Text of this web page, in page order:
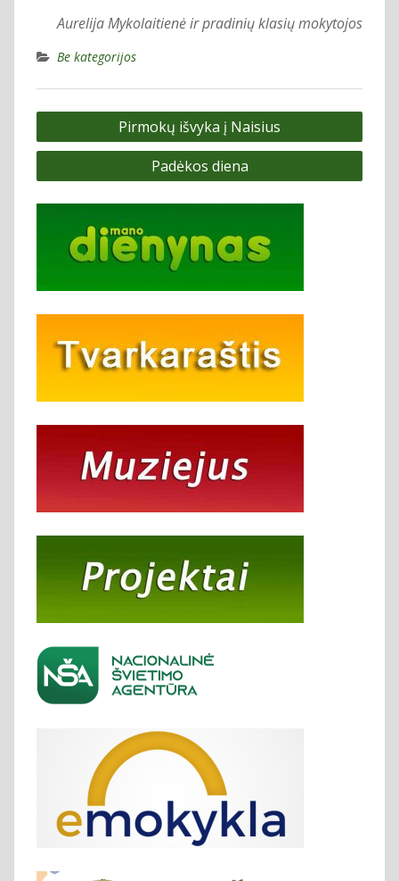
Aurelija Mykolaitienė ir pradinių klasių mokytojos
Be kategorijos
Navigacija
tarp
Pirmokų išvyka į Naisius
Padėkos diena